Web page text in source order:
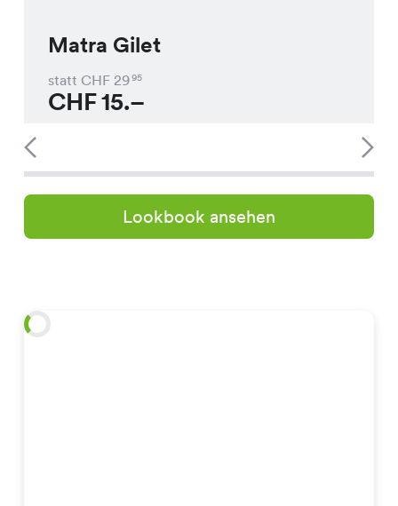
Matra Gilet
statt CHF 2995
CHF15.–
Lookbook ansehen